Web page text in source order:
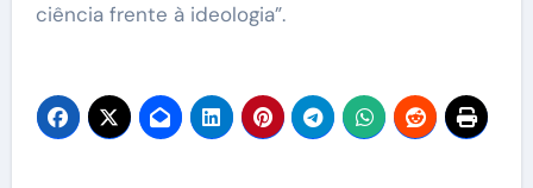
ciência frente à ideologia”.